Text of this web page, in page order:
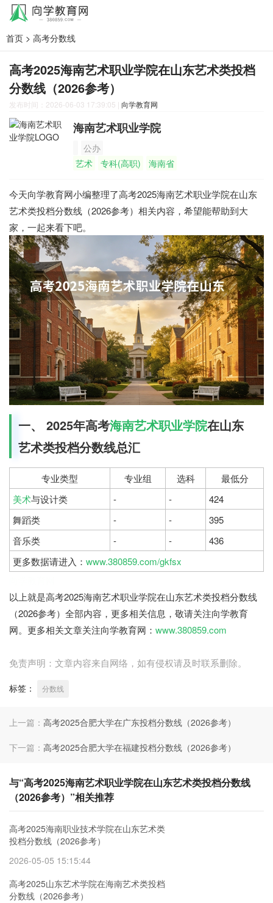
首页 > 高考分数线
高考2025海南艺术职业学院在山东艺术类投档
分数线（2026参考）
发布时间：2026-06-03 17:39:05 | 向学教育网
海南艺术职业学院
公办
艺术
专科(高职) 海南省
今天向学教育网小编整理了高考2025海南艺术职业学院在山东
艺术类投档分数线（2026参考）相关内容，希望能帮助到大
家，一起来看下吧。
一、 2025年高考海南艺术职业学院在山东
艺术类投档分数线总汇
专业类型 专业组 选科
最低分
美术与设计类 - -
424
舞蹈类
- -
395
音乐类
- -
436
更多数据请进入： www.380859.com/gkfsx
以上就是高考2025海南艺术职业学院在山东艺术类投档分数线
（2026参考）全部内容，更多相关信息，敬请关注向学教育
网。更多相关文章关注向学教育网： www.380859.com
免责声明：文章内容来自网络，如有侵权请及时联系删除。
标签： 分数线
上一篇： 高考2025合肥大学在广东投档分数线（2026参考）
下一篇： 高考2025合肥大学在福建投档分数线（2026参考）
与“高考2025海南艺术职业学院在山东艺术类投档分数线
（2026参考）”相关推荐
高考2025海南职业技术学院在山东艺术类
投档分数线（2026参考）
2026-05-05 15:15:44
高考2025山东艺术学院在海南艺术类投档
分数线（2026参考）